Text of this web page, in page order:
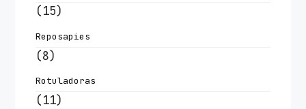
(15)
Reposapies
(8)
Rotuladoras
(11)